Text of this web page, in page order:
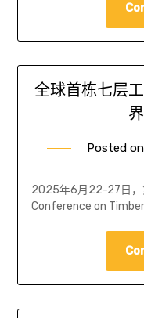
全球首栋七层
Posted on
2025年6月22-27日，
Conference on